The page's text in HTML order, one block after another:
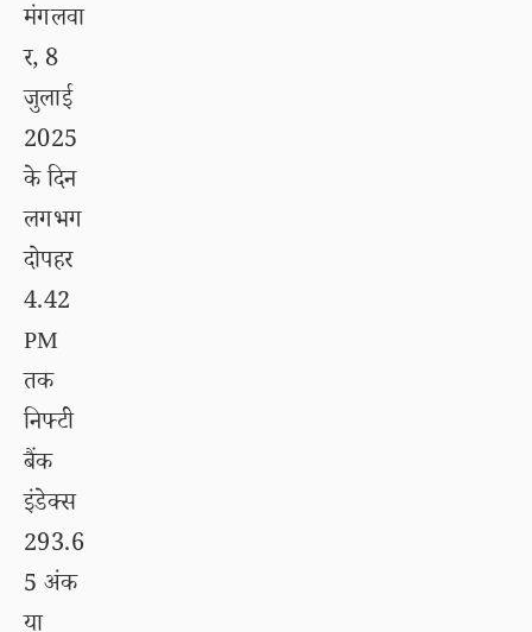
मंगलवा
र, 8
जुलाई
2025
के दिन
लगभग
दोपहर
4.42
PM
तक
निफ्टी
बैंक
इंडेक्स
293.6
5 अंक